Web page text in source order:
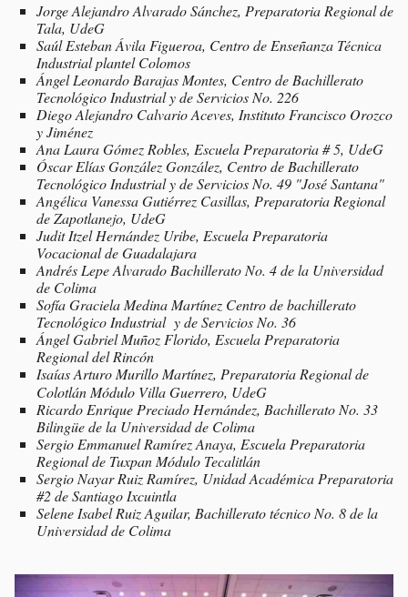
Jorge Alejandro Alvarado Sánchez, Preparatoria Regional de
Tala, UdeG
Saúl Esteban Ávila Figueroa, Centro de Enseñanza Técnica
Industrial plantel Colomos
Ángel Leonardo Barajas Montes, Centro de Bachillerato
Tecnológico Industrial y de Servicios No. 226
Diego Alejandro Calvario Aceves, Instituto Francisco Orozco
y Jiménez
Ana Laura Gómez Robles, Escuela Preparatoria # 5, UdeG
Óscar Elías González González, Centro de Bachillerato
Tecnológico Industrial y de Servicios No. 49 "José Santana"
Angélica Vanessa Gutiérrez Casillas, Preparatoria Regional
de Zapotlanejo, UdeG
Judit Itzel Hernández Uribe, Escuela Preparatoria
Vocacional de Guadalajara
Andrés Lepe Alvarado Bachillerato No. 4 de la Universidad
de Colima
Sofía Graciela Medina Martínez Centro de bachillerato
Tecnológico Industrial y de Servicios No. 36
Ángel Gabriel Muñoz Florido, Escuela Preparatoria
Regional del Rincón
Isaías Arturo Murillo Martínez, Preparatoria Regional de
Colotlán Módulo Villa Guerrero, UdeG
Ricardo Enrique Preciado Hernández, Bachillerato No. 33
Bilingüe de la Universidad de Colima
Sergio Emmanuel Ramírez Anaya, Escuela Preparatoria
Regional de Tuxpan Módulo Tecalitlán
Sergio Nayar Ruiz Ramírez, Unidad Académica Preparatoria
#2 de Santiago Ixcuintla
Selene Isabel Ruiz Aguilar, Bachillerato técnico No. 8 de la
Universidad de Colima